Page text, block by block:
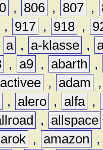
, 806 , 807 ,
, 917 , 918 ,
a , a-klasse ,
, a9 , abarth
,
activee , adam
, alero , alfa ,
, allspace
, amazon